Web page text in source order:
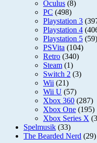
Oculus (8)
PC (498)
Playstation 3
Playstation 4
Playstation 5 (59)
PSVita (104)
Retro (340)
Steam (1)
Switch 2 (3)
Wii (21)
Wii U (57)
Xbox 360 (287)
Xbox One (195)
Xbox Series X
Spelmusik (33)
The Bearded Nerd (29)